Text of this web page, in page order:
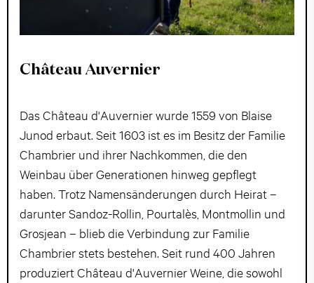
Château Auvernier
Das Château d'Auvernier wurde 1559 von Blaise
Junod erbaut. Seit 1603 ist es im Besitz der Familie
Chambrier und ihrer Nachkommen, die den
Weinbau über Generationen hinweg gepflegt
haben. Trotz Namensänderungen durch Heirat –
darunter Sandoz-Rollin, Pourtalès, Montmollin und
Grosjean – blieb die Verbindung zur Familie
Chambrier stets bestehen. Seit rund 400 Jahren
produziert Château d'Auvernier Weine, die sowohl